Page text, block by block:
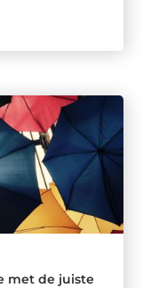
met de juiste